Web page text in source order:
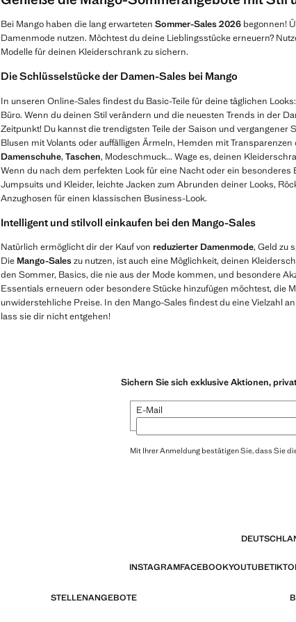
Bei Mango haben die lang erwarteten Sommer-Sales 2026 begonnen!
Damenmode nutzen. Möchtest du deine Lieblingsstücke erneuern?
Modelle für deinen Kleiderschrank zu sichern.
Die Schlüsselstücke der Damen-Sales bei Mango
In unseren Online-Sales findest du Basic-Teile für deine täglichen Looks:
Büro. Wenn du deinen Stil verändern und die neuesten Trends in der
Zeitpunkt! Du kannst die trendigsten Teile der Saison und vergangener
Blusen mit Volants oder auffälligen Ärmeln, Hemden mit
Damenschuhe, Taschen, Modeschmuck... Wage es, deinen
Wenn du nach dem perfekten Look für eine Nacht oder ein
Jumpsuits und Kleider, leichte Jacken zum Abrunden deiner Looks,
Anzughosen für einen klassischen Business-Look.
Intelligent und stilvoll einkaufen bei den Mango-Sales
Natürlich ermöglicht dir der Kauf von reduzierter Damenmode, Geld zu
Die Mango-Saleszu nutzen, ist auch eine Möglichkeit, deinen
den Sommer, Basics, die nie aus der Mode kommen, und besondere
Essentials erneuern oder besondere Stücke hinzufügen möchtest, die
unwiderstehliche Preise. In den Mango-Sales findest du eine Vielzahl
lass sie dir nicht entgehen!
Sichern Sie sich exklusive Aktionen,
E-Mail
Mit Ihrer Anmeldung bestätigen Sie, dass Sie
INSTAGRAMFACEBOOKYOUTUBE
STELLENANGEBOTE